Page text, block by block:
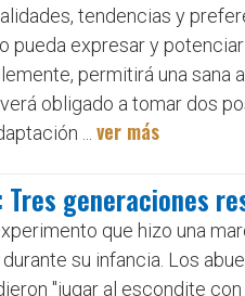
tendencias y
pueda expresar y
permitirá una sana
obligado a tomar dos
... ver más
Tres generaciones
que hizo una
su infancia. Los
"jugar al escondite